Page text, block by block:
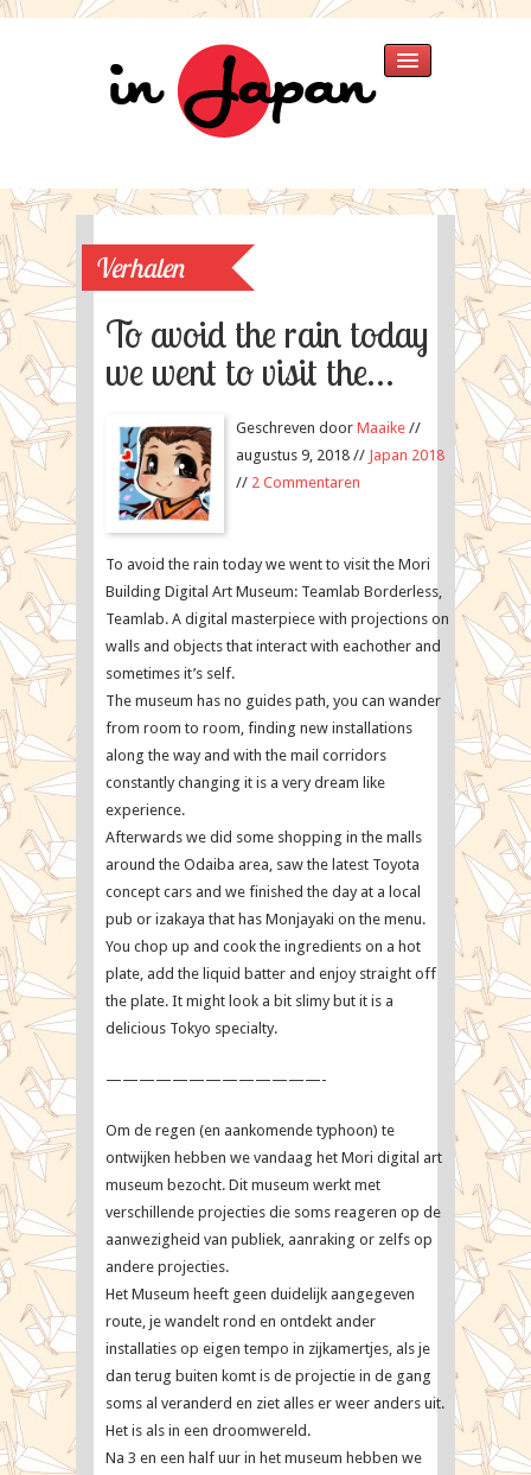
Verhalen »
Japan 2025
Japan 2018
Thailand 2015
Japan 2013
Thailand
Fotos »
Singapore 2015
Japan 2013
Japan 2007
Map
Travellers
Verhalen
To avoid the rain today
we went to visit the…
Geschreven door Maaike //
augustus 9, 2018 // Japan 2018
// 2 Commentaren
To avoid the rain today we went to visit the Mori
Building Digital Art Museum: Teamlab Borderless,
Teamlab. A digital masterpiece with projections on
walls and objects that interact with eachother and
sometimes it’s self.
The museum has no guides path, you can wander
from room to room, finding new installations
along the way and with the mail corridors
constantly changing it is a very dream like
experience.
Afterwards we did some shopping in the malls
around the Odaiba area, saw the latest Toyota
concept cars and we finished the day at a local
pub or izakaya that has Monjayaki on the menu.
You chop up and cook the ingredients on a hot
plate, add the liquid batter and enjoy straight off
the plate. It might look a bit slimy but it is a
delicious Tokyo specialty.
—————————————-
Om de regen (en aankomende typhoon) te
ontwijken hebben we vandaag het Mori digital art
museum bezocht. Dit museum werkt met
verschillende projecties die soms reageren op de
aanwezigheid van publiek, aanraking or zelfs op
andere projecties.
Het Museum heeft geen duidelijk aangegeven
route, je wandelt rond en ontdekt ander
installaties op eigen tempo in zijkamertjes, als je
dan terug buiten komt is de projectie in de gang
soms al veranderd en ziet alles er weer anders uit.
Het is als in een droomwereld.
Na 3 en een half uur in het museum hebben we